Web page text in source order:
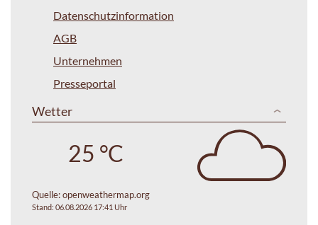
Datenschutzinformation
AGB
Unternehmen
Presseportal
Wetter
25 °C
Quelle:openweathermap.org
Stand: 06.08.2026 17:41 Uhr